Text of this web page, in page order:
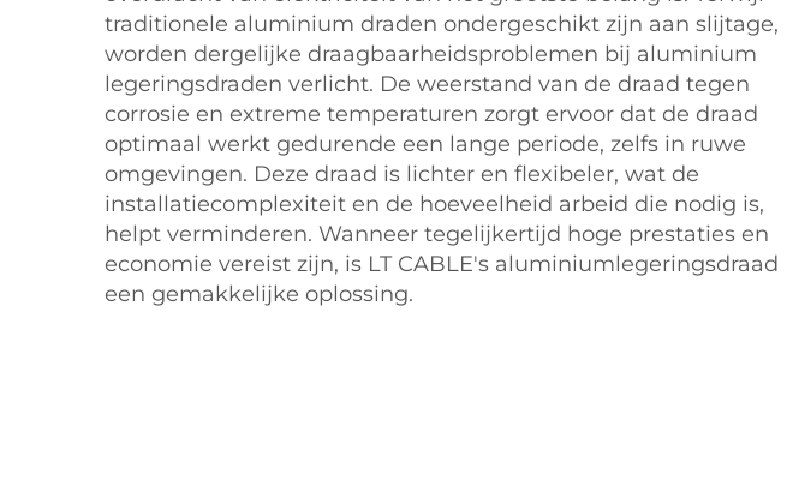
traditionele aluminium draden ondergeschikt zijn aan slijtage,
worden dergelijke draagbaarheidsproblemen bij aluminium
legeringsdraden verlicht. De weerstand van de draad tegen
corrosie en extreme temperaturen zorgt ervoor dat de draad
optimaal werkt gedurende een lange periode, zelfs in ruwe
omgevingen. Deze draad is lichter en flexibeler, wat de
installatiecomplexiteit en de hoeveelheid arbeid die nodig is,
helpt verminderen. Wanneer tegelijkertijd hoge prestaties en
economie vereist zijn, is LT CABLE's aluminiumlegeringsdraad
een gemakkelijke oplossing.